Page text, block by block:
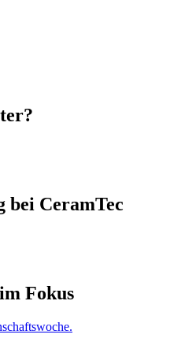
bei CeramTec
Fokus